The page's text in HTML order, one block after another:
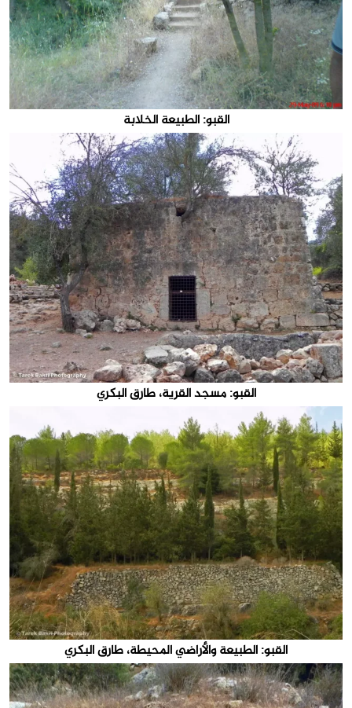
القبو: الطبيعة الخلابة
القبو: مسجد القرية، طارق البكري
القبو: الطبيعة والأراضي المحيطة، طارق البكري